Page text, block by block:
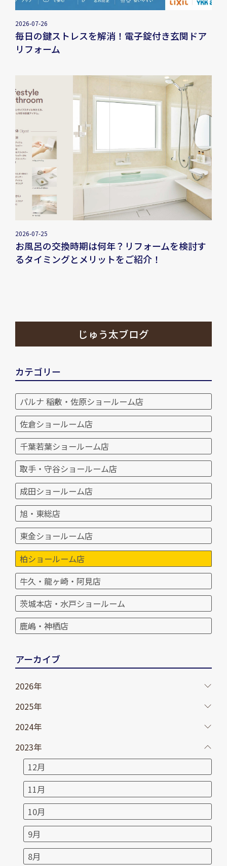
2026-07-26
毎日の鍵ストレスを解消！電子錠付き玄関ドア
リフォーム
2026-07-25
お風呂の交換時期は何年？リフォームを検討す
るタイミングとメリットをご紹介！
じゅう太ブログ
カテゴリー
パルナ 稲敷・佐原ショールーム店
佐倉ショールーム店
千葉若葉ショールーム店
取手・守谷ショールーム店
成田ショールーム店
旭・東総店
東金ショールーム店
柏ショールーム店
牛久・龍ヶ崎・阿見店
茨城本店・水戸ショールーム
鹿嶋・神栖店
アーカイブ
2026年
2025年
2024年
2023年
12月
11月
10月
9月
8月